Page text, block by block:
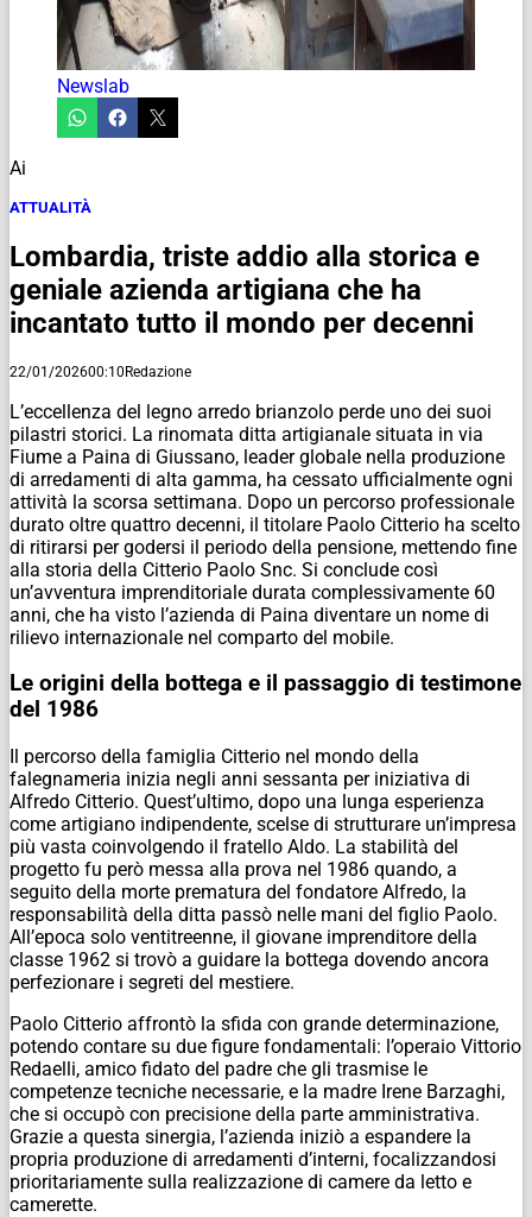
Newslab
Ai
ATTUALITÀ
Lombardia, triste addio alla storica e
geniale azienda artigiana che ha
incantato tutto il mondo per decenni
22/01/202600:10Redazione
L’eccellenza del legno arredo brianzolo perde uno dei suoi
pilastri storici. La rinomata ditta artigianale situata in via
Fiume a Paina di Giussano, leader globale nella produzione
di arredamenti di alta gamma, ha cessato ufficialmente ogni
attività la scorsa settimana. Dopo un percorso professionale
durato oltre quattro decenni, il titolare Paolo Citterio ha scelto
di ritirarsi per godersi il periodo della pensione, mettendo fine
alla storia della Citterio Paolo Snc. Si conclude così
un’avventura imprenditoriale durata complessivamente 60
anni, che ha visto l’azienda di Paina diventare un nome di
rilievo internazionale nel comparto del mobile.
Le origini della bottega e il passaggio di testimone
del 1986
Il percorso della famiglia Citterio nel mondo della
falegnameria inizia negli anni sessanta per iniziativa di
Alfredo Citterio. Quest’ultimo, dopo una lunga esperienza
come artigiano indipendente, scelse di strutturare un’impresa
più vasta coinvolgendo il fratello Aldo. La stabilità del
progetto fu però messa alla prova nel 1986 quando, a
seguito della morte prematura del fondatore Alfredo, la
responsabilità della ditta passò nelle mani del figlio Paolo.
All’epoca solo ventitreenne, il giovane imprenditore della
classe 1962 si trovò a guidare la bottega dovendo ancora
perfezionare i segreti del mestiere.
Paolo Citterio affrontò la sfida con grande determinazione,
potendo contare su due figure fondamentali: l’operaio Vittorio
Redaelli, amico fidato del padre che gli trasmise le
competenze tecniche necessarie, e la madre Irene Barzaghi,
che si occupò con precisione della parte amministrativa.
Grazie a questa sinergia, l’azienda iniziò a espandere la
propria produzione di arredamenti d’interni, focalizzandosi
prioritariamente sulla realizzazione di camere da letto e
camerette.